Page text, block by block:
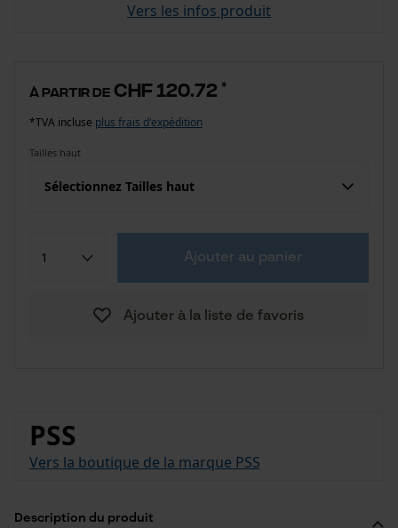
Vers les infos produit
à partir de CHF 120.72 *
*TVA incluse plus frais d'expédition
Tailles haut
Sélectionnez Tailles haut
Ajouter au panier
Ajouter à la liste de favoris
PSS
Vers la boutique de la marque PSS
Description du produit